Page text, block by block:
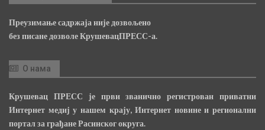
Преузимање садржаја није дозвољено
без писане дозволе КрушевацПРЕСС-а.
О нама
Крушевац ПРЕСС је први званично регистрован приватни
Интернет медиј у нашем крају, Интернет новине и регионални
портал за грађане Расинског округа.